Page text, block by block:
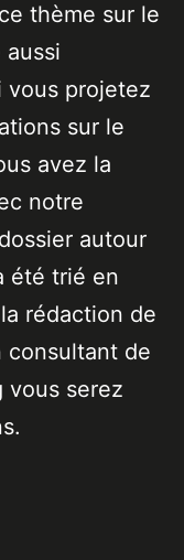
thème sur le
vous projetez
sur le
avez la
notre
autour
été trié en
rédaction de
consultant de
vous serez